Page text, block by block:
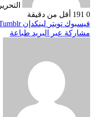
التحرير
0
أقل من دقيقة
فيسبوك تويتر لينكدإن
مشاركة عبر البريد طباعة